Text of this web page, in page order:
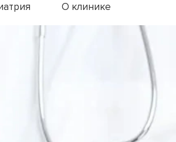
О клинике